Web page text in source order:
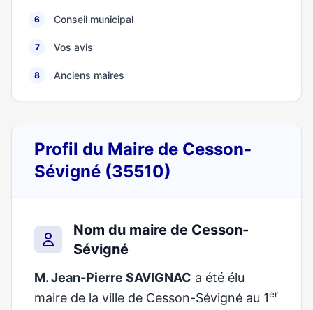
6 Conseil municipal
7 Vos avis
8 Anciens maires
Profil du Maire de Cesson-
Sévigné (35510)
Nom du maire de Cesson-
Sévigné
M. Jean-Pierre SAVIGNAC a été élu
maire de la ville de Cesson-Sévigné au 1er